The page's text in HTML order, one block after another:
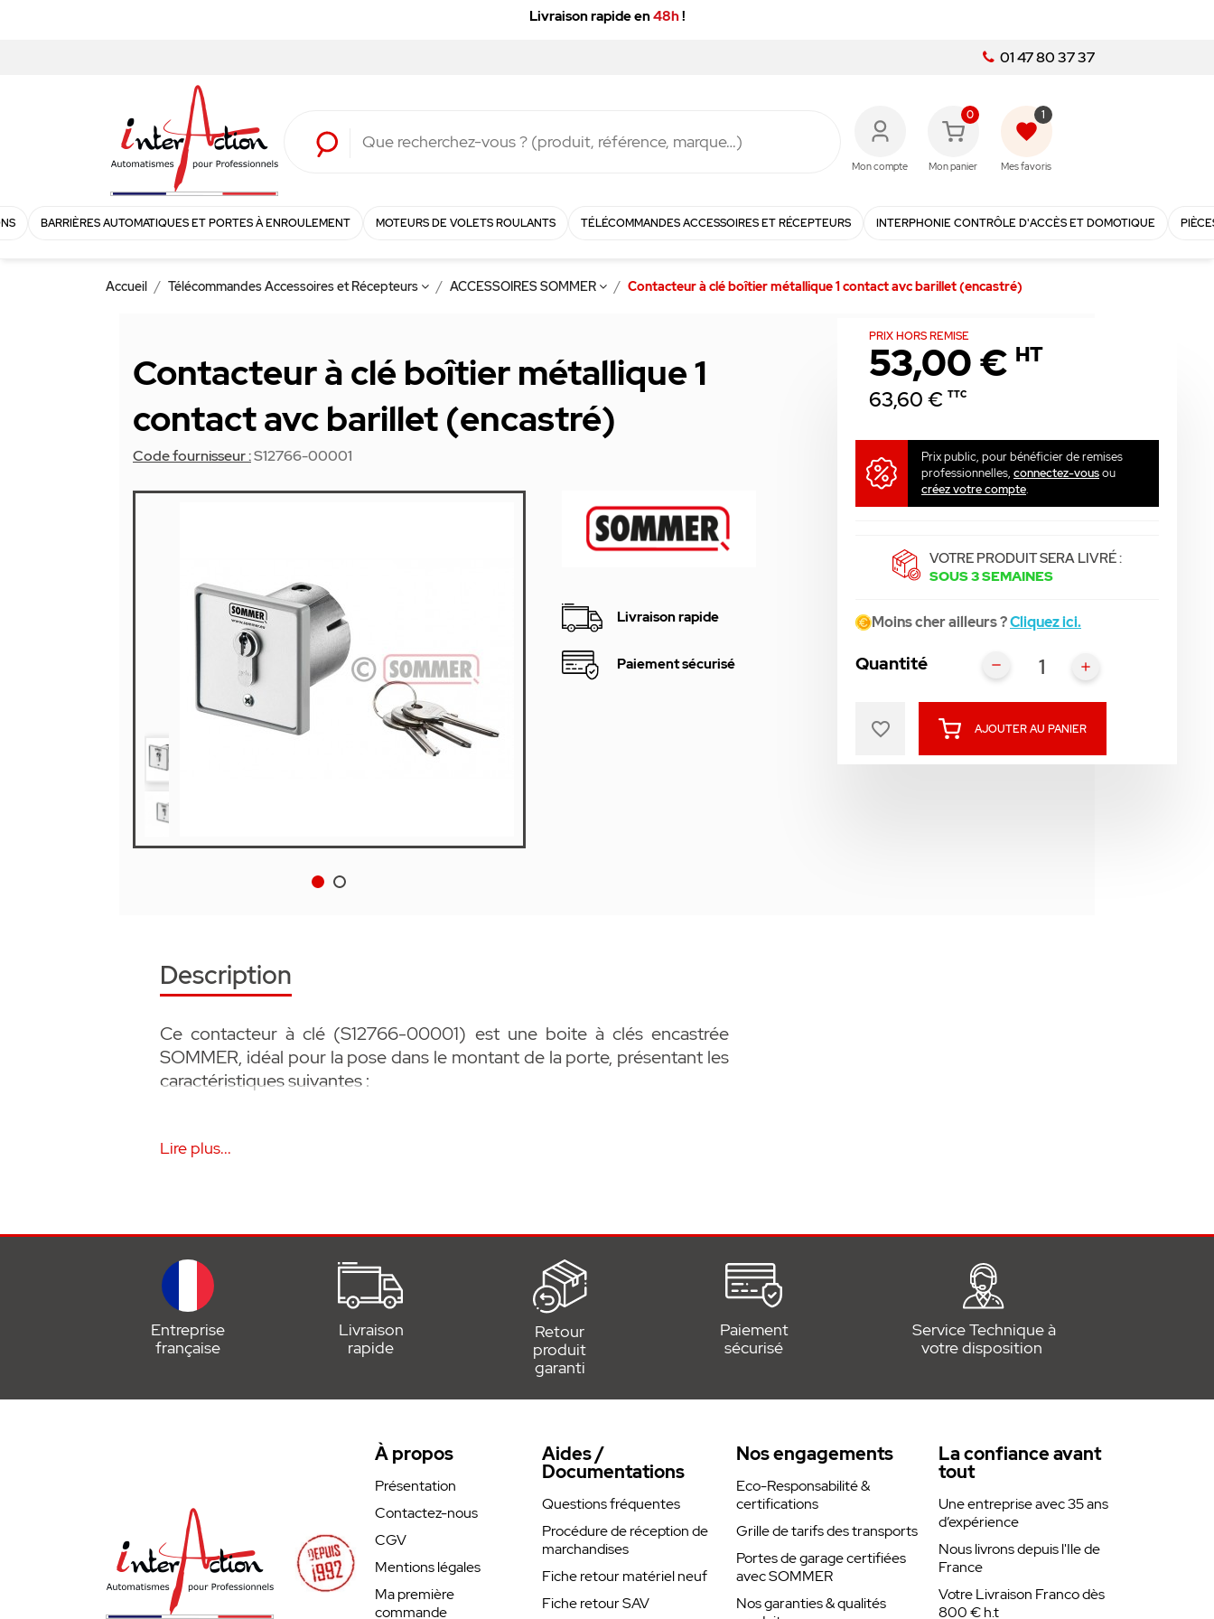
Livraison rapide en48h!
01 47 80 37 37
Mon compte
0
Mon panier
favorite
1
Mes favoris
BARRIÈRES AUTOMATIQUES ET PORTES À ENROULEMENT MOTEURS DE VOLETS ROULANTS TÉLÉCOMMANDES ACCESSOIRES ET RÉCEPTEURS INTERPHONIE CONTRÔLE D'ACCÈS ET DOMOTIQUE
Accueil Télécommandes Accessoires et Récepteurs ACCESSOIRES SOMMER Contacteur à clé boîtier métallique 1 contact avc barillet (encastré)
Contacteur à clé boîtier métallique 1
contact avc barillet (encastré)
Code fournisseur :S12766-00001
Livraison rapide
Paiement sécurisé
PRIX HORS REMISE
53,00 € HT
63,60 € TTC
Prix public, pour bénéficier de remises
professionnelles, connectez-vousou
créez votre compte.
VOTRE PRODUIT SERA LIVRÉ :
SOUS 3 SEMAINES
Moins cher ailleurs ?Cliquez ici.
Quantité
AJOUTER AU PANIER
favorite_border
Description
Ce contacteur à clé (S12766-00001) est une boite à clés encastrée
SOMMER, idéal pour la pose dans le montant de la porte, présentant les
caractéristiques suivantes :
• Idéal pour la pose dans le montant de porte
• DIN 30/10, 0 degré , dimensions : 75×75×52 mm
• Accessoire SOMMER
• Remplace le S11488-00001
Lire plus...
Entreprise
française
Livraison
rapide
Retour
produit
garanti
Paiement
sécurisé
Service Technique à
votre disposition
À propos
Présentation
Contactez-nous
CGV
Mentions légales
Ma première
commande
Aides /
Documentations
Questions fréquentes
Procédure de réception de
marchandises
Fiche retour matériel neuf
Fiche retour SAV
Nos engagements
Eco-Responsabilité &
certifications
Grille de tarifs des transports
Portes de garage certifiées
avec SOMMER
Nos garanties & qualités
La confiance avant
tout
Une entreprise avec 35 ans
d’expérience
Nous livrons depuis l'Ile de
France
Votre Livraison Franco dès
800 € h.t